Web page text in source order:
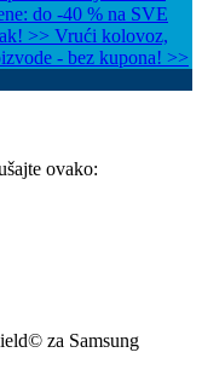
do -40 % na SVE
>> Vrući kolovoz,
- bez kupona! >>
ovako: